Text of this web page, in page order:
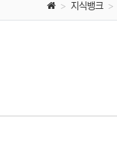
지식뱅크